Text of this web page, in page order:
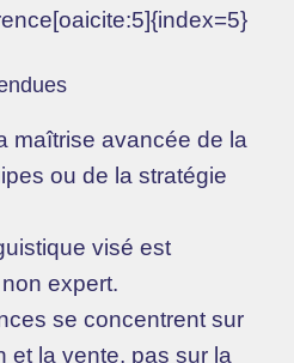
maîtrise avancée de la
ou de la stratégie
visé est
expert.
se concentrent sur
et la vente, pas sur la